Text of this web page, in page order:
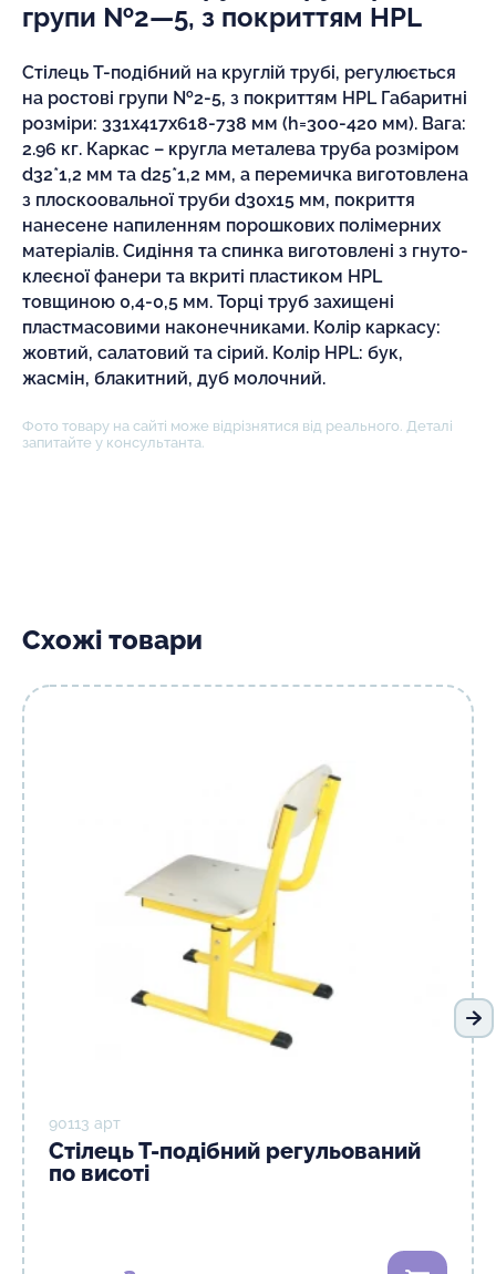
групи №2—5, з покриттям HPL
Стілець Т-подібний на круглій трубі, регулюється
на ростові групи №2-5, з покриттям HPL Габаритні
розміри: 331х417х618-738 мм (h=300-420 мм). Вага:
2.96 кг. Каркас – кругла металева труба розміром
d32*1,2 мм та d25*1,2 мм, а перемичка виготовлена
з плоскоовальної труби d30x15 мм, покриття
нанесене напиленням порошкових полімерних
матеріалів. Сидіння та спинка виготовлені з гнуто-
клеєної фанери та вкриті пластиком HPL
товщиною 0,4-0,5 мм. Торці труб захищені
пластмасовими наконечниками. Колір каркасу:
жовтий, салатовий та сірий. Колір HPL: бук,
жасмін, блакитний, дуб молочний.
Фото товару на сайті може відрізнятися від реального. Деталі
запитайте у консультанта.
Схожі товари
90113 арт
Стілець Т-подібний регульований
по висоті